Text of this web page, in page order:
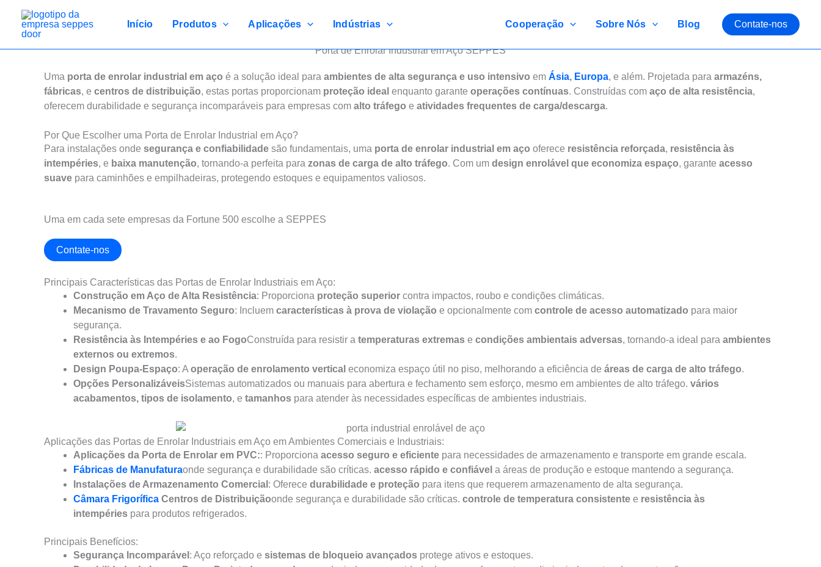
conteúdo
Início Produtos Aplicações Indústrias Cooperação Sobre Nós Blog Contate-nos
Porta de Enrolar Industrial em Aço SEPPES
Uma porta de enrolar industrial em aço é a solução ideal para ambientes de alta segurança e uso intensivo em Ásia, Europa, e além. Projetada para armazéns,
fábricas, e centros de distribuição, estas portas proporcionam proteção ideal enquanto garante operações contínuas. Construídas com aço de alta resistência,
oferecem durabilidade e segurança incomparáveis para empresas com alto tráfego e atividades frequentes de carga/descarga.
Por Que Escolher uma Porta de Enrolar Industrial em Aço?
Para instalações onde segurança e confiabilidade são fundamentais, uma porta de enrolar industrial em aço oferece resistência reforçada, resistência às
intempéries, e baixa manutenção, tornando-a perfeita para zonas de carga de alto tráfego. Com um design enrolável que economiza espaço, garante acesso
suave para caminhões e empilhadeiras, protegendo estoques e equipamentos valiosos.
Uma em cada sete empresas da Fortune 500 escolhe a SEPPES
Contate-nos
Principais Características das Portas de Enrolar Industriais em Aço:
Construção em Aço de Alta Resistência: Proporciona proteção superior contra impactos, roubo e condições climáticas.
Mecanismo de Travamento Seguro: Incluem características à prova de violação e opcionalmente com controle de acesso automatizado para maior
segurança.
Resistência às Intempéries e ao FogoConstruída para resistir a temperaturas extremas e condições ambientais adversas, tornando-a ideal para ambientes
externos ou extremos.
Design Poupa-Espaço: A operação de enrolamento vertical economiza espaço útil no piso, melhorando a eficiência de áreas de carga de alto tráfego.
Opções PersonalizáveisSistemas automatizados ou manuais para abertura e fechamento sem esforço, mesmo em ambientes de alto tráfego. vários
acabamentos, tipos de isolamento, e tamanhos para atender às necessidades específicas de ambientes industriais.
Aplicações das Portas de Enrolar Industriais em Aço em Ambientes Comerciais e Industriais:
Aplicações da Porta de Enrolar em PVC:: Proporciona acesso seguro e eficiente para necessidades de armazenamento e transporte em grande escala.
Fábricas de Manufaturaonde segurança e durabilidade são críticas. acesso rápido e confiável a áreas de produção e estoque mantendo a segurança.
Instalações de Armazenamento Comercial : Oferece durabilidade e proteção para itens que requerem armazenamento de alta segurança.
Câmara Frigorífica Centros de Distribuiçãoonde segurança e durabilidade são críticas. controle de temperatura consistente e resistência às
intempéries para produtos refrigerados.
Principais Benefícios:
Segurança Incomparável : Aço reforçado e sistemas de bloqueio avançados protege ativos e estoques.